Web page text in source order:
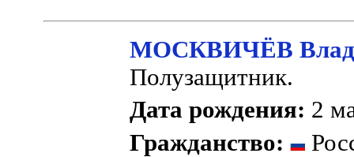
МОСКВИЧЁВ
Полузащитник.
Дата рождения: 2
Гражданство: